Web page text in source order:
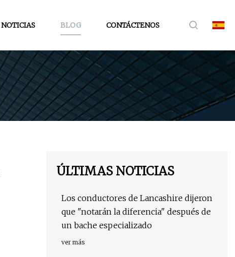
NOTICIAS BLOG CONTÁCTENOS
ÚLTIMAS NOTICIAS
Los conductores de Lancashire dijeron
que "notarán la diferencia" después de
un bache especializado
ver más